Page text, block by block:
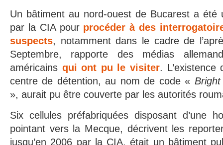
Un bâtiment au nord-ouest de Bucarest a été
par la CIA pour procéder à des
suspects, notamment dans le cadre de
Septembre, rapporte des médias
américains qui ont pu le visiter. L’existence
centre de détention, au nom de code «
», aurait pu être couverte par les autorités
Six cellules préfabriquées disposant d’une
pointant vers la Mecque, décrivent les
jusqu’en 2006 par la CIA, était un bâtiment